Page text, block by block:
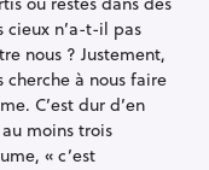
cieux n’a-t-il pas
nous ? Justement,
cherche à nous faire
C’est dur d’en
moins trois
« c’est